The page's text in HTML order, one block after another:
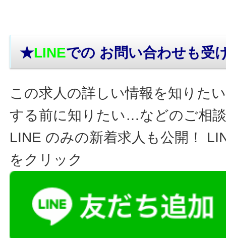
★LINEでの お問い合わせも受
この求人の詳しい情報を知りた
する前に知りたい…などのご相
LINE のみの新着求人も公開！
をクリック